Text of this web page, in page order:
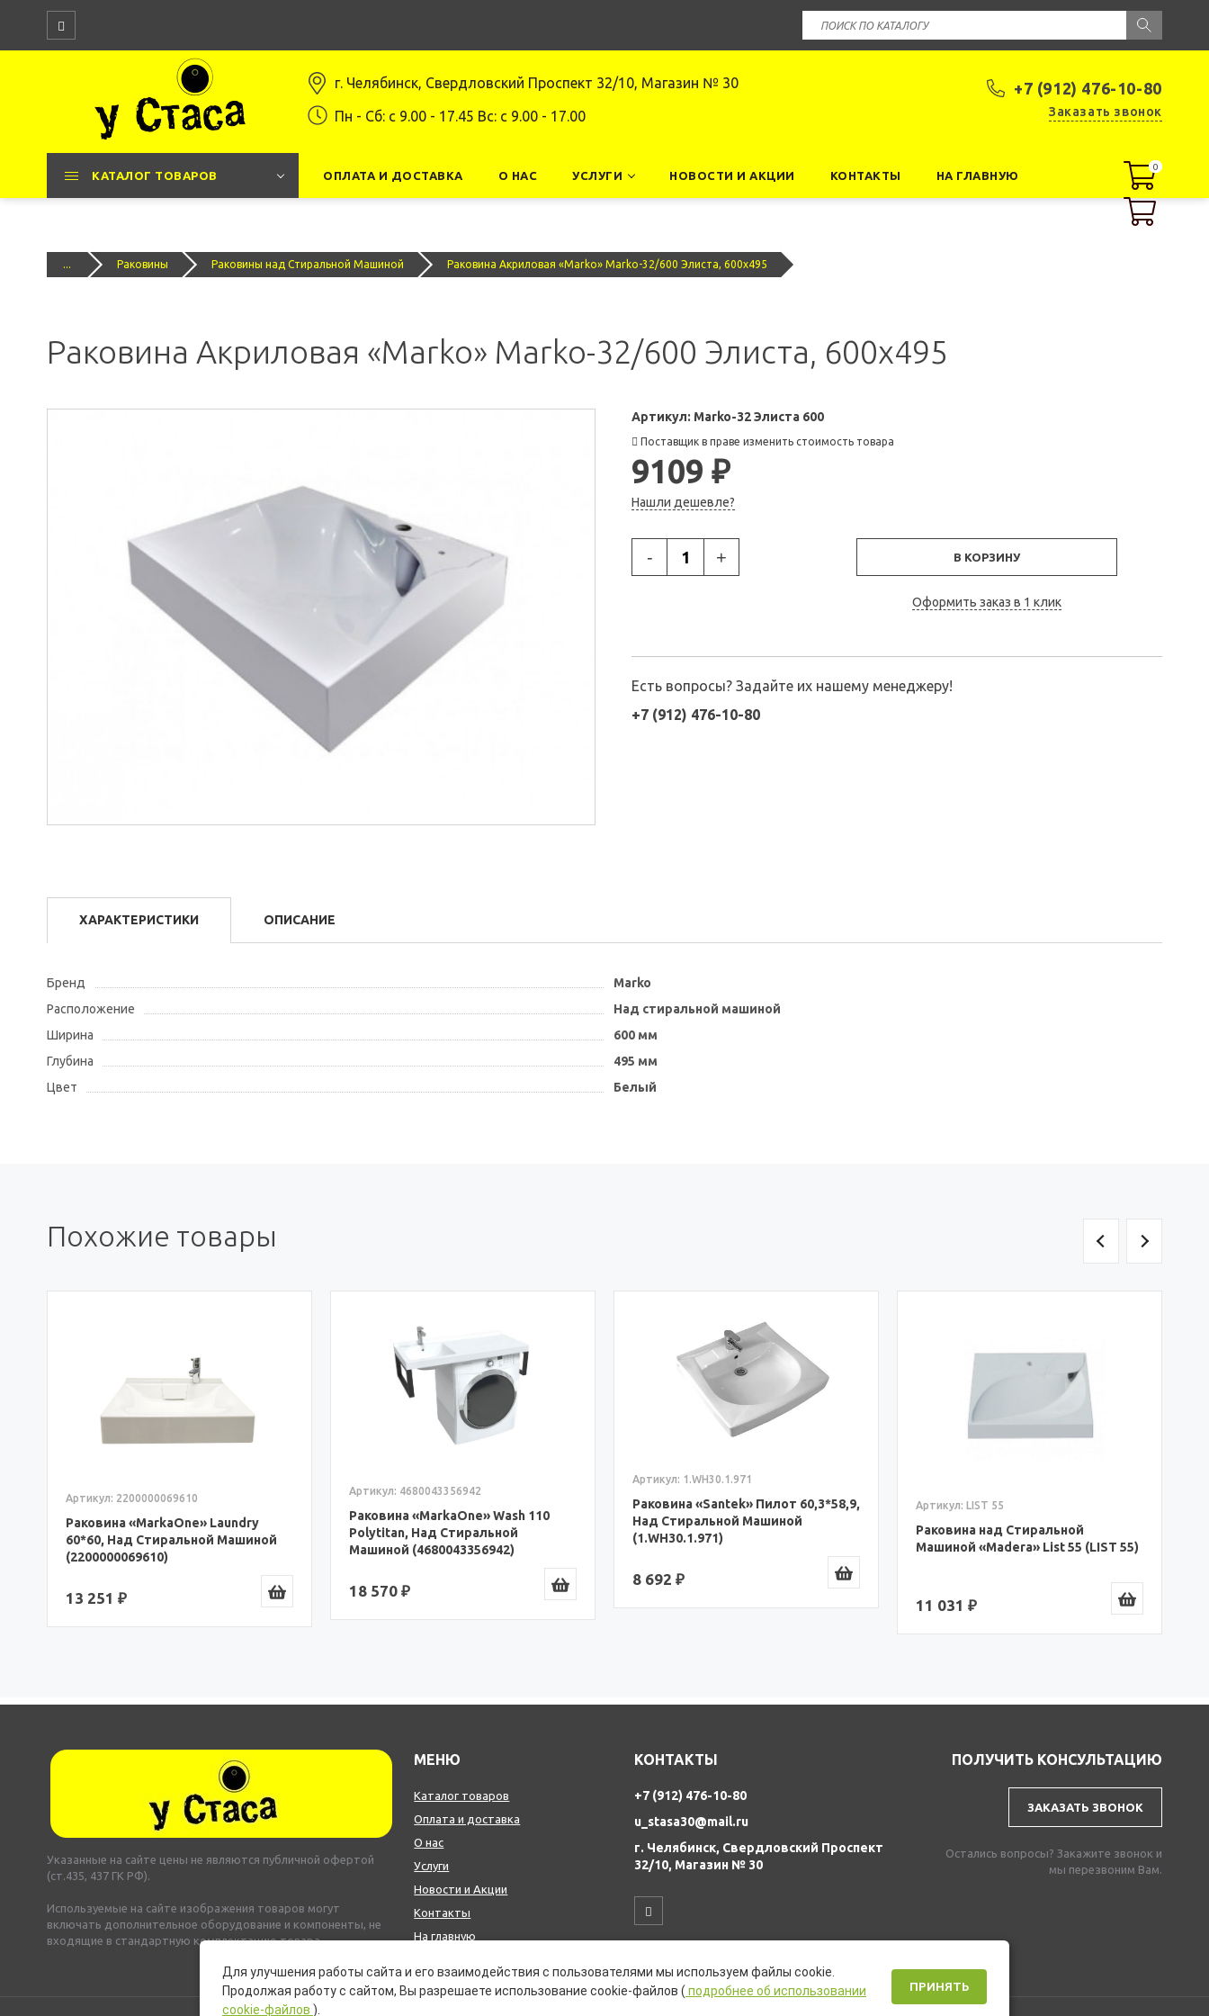
+7 (912) 476-10-80
Заказать звонок
г. Челябинск, Свердловский Проспект 32/10, Магазин № 30
Пн - Сб: c 9.00 - 17.45 Вс: c 9.00 - 17.00
КАТАЛОГ ТОВАРОВ ОПЛАТА И ДОСТАВКА О НАС УСЛУГИ НОВОСТИ И АКЦИИ КОНТАКТЫ НА ГЛАВНУЮ
0
0
... Раковины Раковины над Стиральной Машиной Раковина Акриловая «Marko» Marko-32/600 Элиста, 600x495
Раковина Акриловая «Marko» Marko-32/600 Элиста, 600x495
Артикул: Marko-32 Элиста 600
Поставщик в праве изменить стоимость товара
9109 ₽
Нашли дешевле?
- + В КОРЗИНУ
Оформить заказ в 1 клик
Есть вопросы? Задайте их нашему менеджеру!
+7 (912) 476-10-80
ХАРАКТЕРИСТИКИ ОПИСАНИЕ
Бренд
Marko
Расположение
Над стиральной машиной
Ширина
600 мм
Глубина
495 мм
Цвет
Белый
Похожие товары
Артикул: 2200000069610
Раковина «MarkaOne» Laundry
60*60, Над Стиральной Машиной
(2200000069610)
13 251 ₽
Артикул: 4680043356942
Раковина «MarkaOne» Wash 110
Polytitan, Над Стиральной
Машиной (4680043356942)
18 570 ₽
Артикул: 1.WH30.1.971
Раковина «Santek» Пилот 60,3*58,9,
Над Стиральной Машиной
(1.WH30.1.971)
8 692 ₽
Артикул: LIST 55
Раковина над Стиральной
Машиной «Madera» List 55 (LIST 55)
11 031 ₽
Указанные на сайте цены не являются публичной офертой
(ст.435, 437 ГК РФ).
Используемые на сайте изображения товаров могут
включать дополнительное оборудование и компоненты, не
входящие в стандартную комплектацию товара.
МЕНЮ
Каталог товаров
Оплата и доставка
О нас
Услуги
Новости и Акции
Контакты
На главную
КОНТАКТЫ
+7 (912) 476-10-80
u_stasa30@mail.ru
г. Челябинск, Свердловский Проспект
32/10, Магазин № 30
ПОЛУЧИТЬ КОНСУЛЬТАЦИЮ
ЗАКАЗАТЬ ЗВОНОК
Остались вопросы? Закажите звонок и
мы перезвоним Вам.
Для улучшения работы сайта и его взаимодействия с пользователями мы используем файлы cookie.
Продолжая работу с сайтом, Вы разрешаете использование cookie-файлов ( подробнее об использовании
cookie-файлов ).
ПРИНЯТЬ